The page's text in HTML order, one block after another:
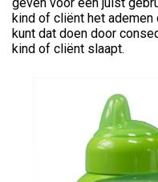
kind of cliënt het ademen
kunt dat doen door
kind of cliënt slaapt.